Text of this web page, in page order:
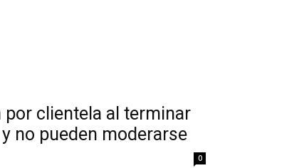
clientela al terminar
no pueden moderarse
0